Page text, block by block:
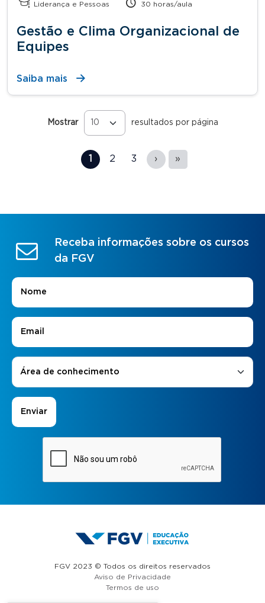
Liderança e Pessoas 30 horas/aula
Gestão e Clima Organizacional de
Equipes
Saiba mais
Mostrar resultados por página
1 2 3 › »
Receba informações sobre os cursos
da FGV
Nome
E-mail
Áreas de Interesse
Área de conhecimento
FGV 2023 © Todos os direitos reservados
Aviso de Privacidade
Termos de uso